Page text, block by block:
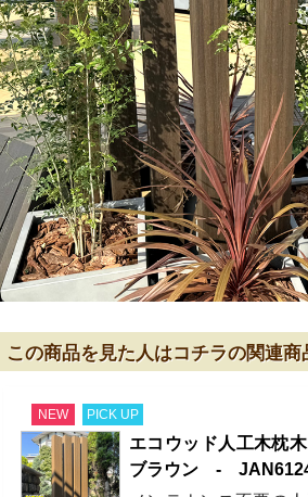
この商品を見た人はコチラの関連
NEW PICK UP
エコウッド人工木枕
ブラウン -